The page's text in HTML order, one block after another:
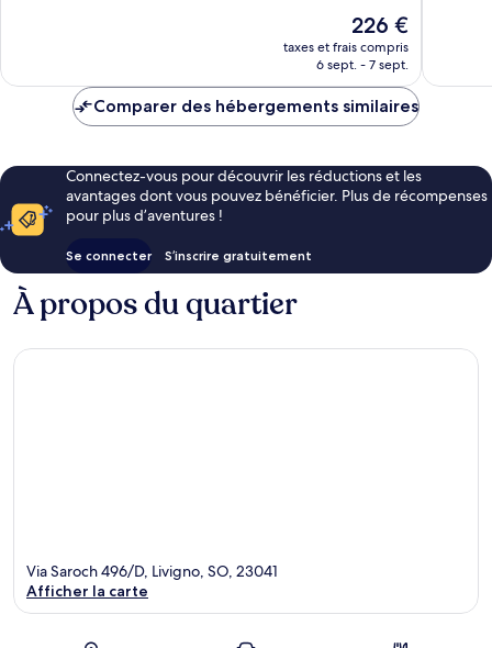
Le
nouveau
prix
de
226 €
taxes et frais compris
6 sept. - 7 sept.
Comparer des hébergements similaires
Connectez-vous pour découvrir les réductions et les
avantages dont vous pouvez bénéficier. Plus de récompenses
pour plus d’aventures !
Se connecter S’inscrire gratuitement
À propos du quartier
Via Saroch 496/D, Livigno, SO, 23041
Afficher la carte